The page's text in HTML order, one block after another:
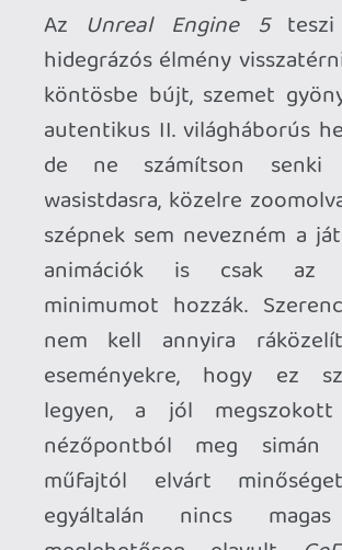
profitszerzési szándékon kívül indokokat
felsorokoztatni létrejöttéhez. Tévedtem.
A Commandos: Origins tele van olyan
finom játékmenetbeli újításokkal,
áramvonalasításokkal, amelyeket csak
hosszú-hosszú játékórák elteltével
végre felfedezte a harmadik dimenziót,
egyáltalán nem mindegy milyen magas
objektum mögött rejtőzünk: egy hordó
állunk fel, valamint az éjszakai pályákon a
távolabbi zónában kúszva is észrevesz az
ellenség, ha egy külső fényforrás világítja
meg az adott területet. A pályákon
szétszórt rejtekhelyek (bokor, hóbucka,
ponyva) szintén hasznos újításnak
bizonyultak, ide tudjuk az
ártalmatlanított ellenfelek testét
elrejteni, hogy ne okozzanak több